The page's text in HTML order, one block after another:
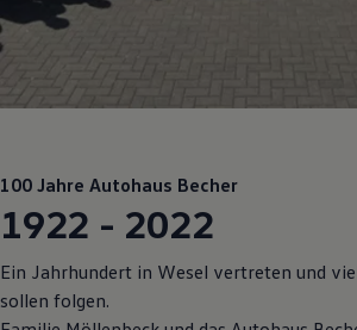
Volkswagen Teile
Transport
Entertainment und
Individualisieren
Digitale Extras
Volkswagen Apps, Login
100 Jahre Autohaus Becher
1922 - 2022
Ein Jahrhundert in Wesel vertreten und
sollen folgen.